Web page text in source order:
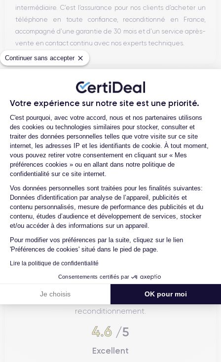
Continuer sans accepter
Votre expérience sur notre site est une priorité.
Plateforme de Gestion du
C'est pourquoi, avec votre accord, nous et nos partenaires utilisons
des cookies ou technologies similaires pour stocker, consulter et
traiter des données personnelles telles que votre visite sur ce site
internet, les adresses IP et les identifiants de cookie. À tout moment,
vous pouvez retirer votre consentement en cliquant sur « Mes
préférences cookies » ou en allant dans notre politique de
confidentialité sur ce site internet.
Vos données personnelles sont traitées pour les finalités suivantes:
Données d'identification par analyse de l’appareil, publicités et
contenu personnalisés, mesure de performance des publicités et du
contenu, études d’audience et développement de services, stocker
et/ou accéder à des informations sur un appareil.
Pour modifier vos préférences par la suite, cliquez sur le lien
'Préférences de cookies' situé dans le pied de page.
Lire la politique de confidentialité
Consentements certifiés par
Je choisis OK pour moi
Axeptio consent
intermédiaire. C’est l’assurance pour nos clients d’acheter un
téléphone en toute confiance, reconditionné en France,
accompagné d’une garantie de 30 mois et d’un service après-
vente en contact continu avec nos experts techniques.
Parcours d'un Smartphone
Avec4.6/5
Certideal est en tête des sites de
reconditionnement.
4.6 /5
Excellent